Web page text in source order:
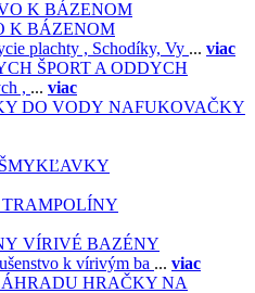
K BÁZENOM
plachty , Schodíky, Vy ... viac
ŠPORT A ODDYCH
, ... viac
NAFUKOVAČKY
ŠMYKĽAVKY
TRAMPOLÍNY
VÍRIVÉ BAZÉNY
k vírivým ba ... viac
HRAČKY NA